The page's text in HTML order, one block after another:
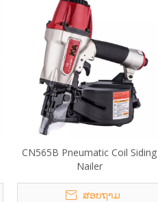
CN565B Pneumatic Coil Siding
Nailer
ສອບຖາມ